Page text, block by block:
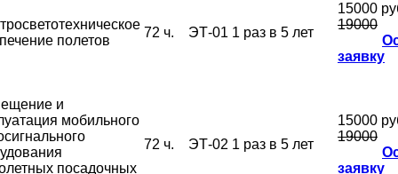
полетов
72 ч. ЭТ-01 1 раз в 5 лет
15000
19000
заявку
и
мобильного
посадочных
72 ч. ЭТ-02 1 раз в 5 лет
15000
19000
заявку